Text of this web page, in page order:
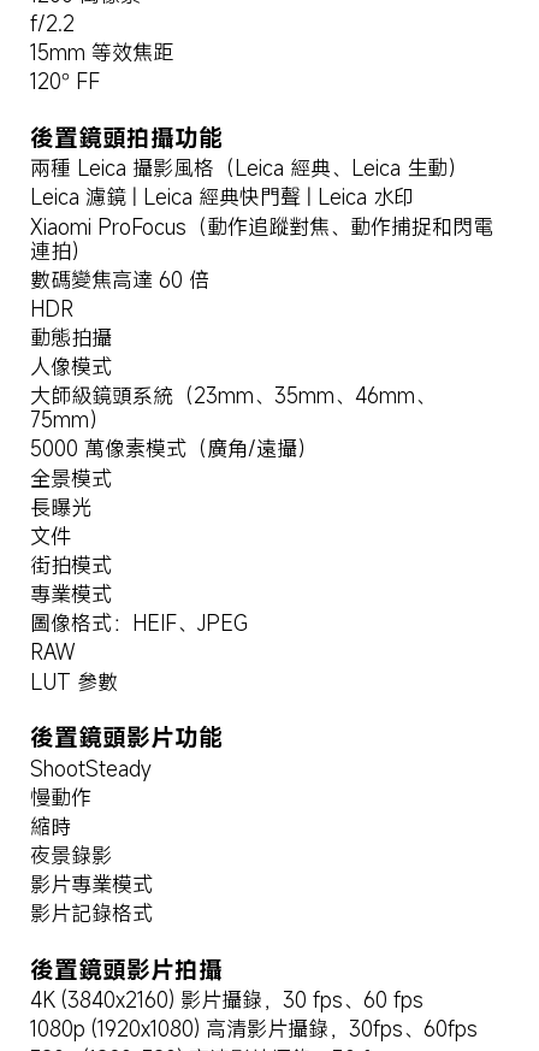
f/2.2
15mm 等效焦距
120° FF
後置鏡頭拍攝功能
兩種 Leica 攝影風格（Leica 經典、Leica 生動）
Leica 濾鏡 | Leica 經典快門聲 | Leica 水印
Xiaomi ProFocus（動作追蹤對焦、動作捕捉和閃電
連拍）
數碼變焦高達 60 倍
HDR
動態拍攝
人像模式
大師級鏡頭系統（23mm、35mm、46mm、
75mm）
5000 萬像素模式（廣角/遠攝）
全景模式
長曝光
文件
街拍模式
專業模式
圖像格式：HEIF、JPEG
RAW
LUT 參數
後置鏡頭影片功能
ShootSteady
慢動作
縮時
夜景錄影
影片專業模式
影片記錄格式
後置鏡頭影片拍攝
4K (3840x2160) 影片攝錄，30 fps、60 fps
1080p (1920x1080) 高清影片攝錄，30fps、60fps